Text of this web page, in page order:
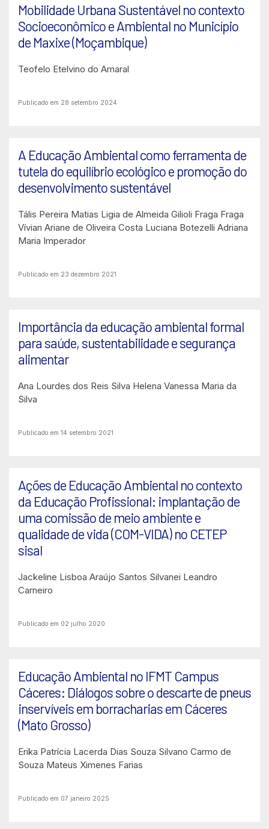
Mobilidade Urbana Sustentável no contexto
Socioeconômico e Ambiental no Município
de Maxixe (Moçambique)
Teofelo Etelvino do Amaral
Publicado em 28 setembro 2024
A Educação Ambiental como ferramenta de
tutela do equilíbrio ecológico e promoção do
desenvolvimento sustentável
Tális Pereira Matias Ligia de Almeida Gilioli Fraga Fraga
Vívian Ariane de Oliveira Costa Luciana Botezelli Adriana
Maria Imperador
Publicado em 23 dezembro 2021
Importância da educação ambiental formal
para saúde, sustentabilidade e segurança
alimentar
Ana Lourdes dos Reis Silva Helena Vanessa Maria da
Silva
Publicado em 14 setembro 2021
Ações de Educação Ambiental no contexto
da Educação Profissional: implantação de
uma comissão de meio ambiente e
qualidade de vida (COM-VIDA) no CETEP
sisal
Jackeline Lisboa Araújo Santos Silvanei Leandro
Carneiro
Publicado em 02 julho 2020
Educação Ambiental no IFMT Campus
Cáceres: Diálogos sobre o descarte de pneus
inservíveis em borracharias em Cáceres
(Mato Grosso)
Erika Patrícia Lacerda Dias Souza Silvano Carmo de
Souza Mateus Ximenes Farias
Publicado em 07 janeiro 2025